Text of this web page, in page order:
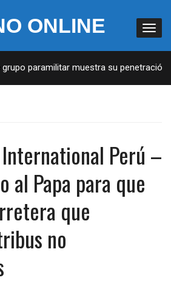
ONLINE
paramilitar muestra su penetración en
Perú –
al Papa para que
que
no